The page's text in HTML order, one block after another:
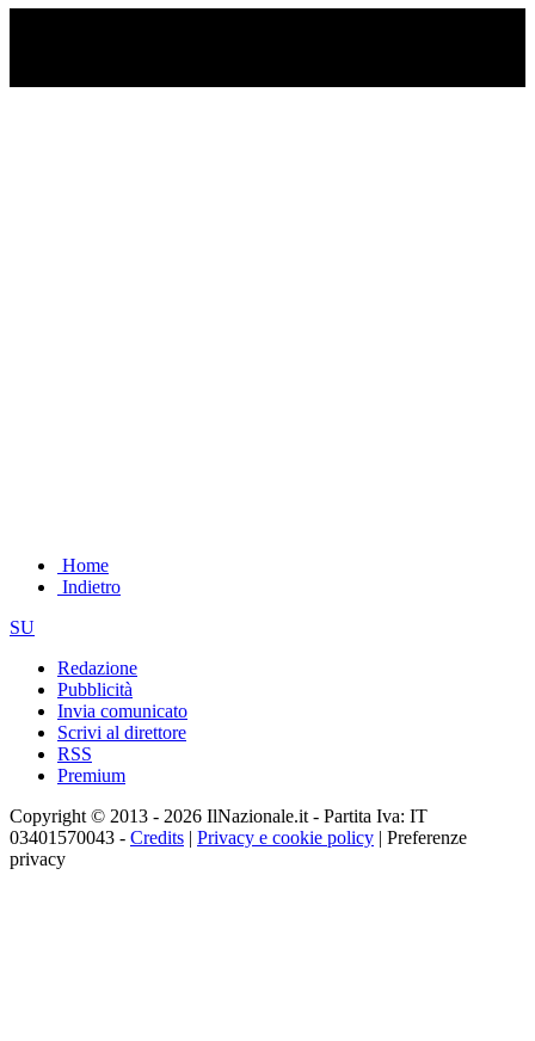
Home
Indietro
SU
Redazione
Pubblicità
Invia comunicato
Scrivi al direttore
RSS
Premium
Copyright © 2013 - 2026 IlNazionale.it - Partita Iva: IT
03401570043 - Credits | Privacy e cookie policy | Preferenze
privacy